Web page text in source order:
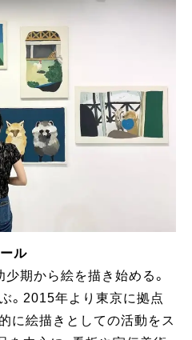
ル
期から絵を描き始める。
。2015年より東京に拠点
に絵描きとしての活動をス